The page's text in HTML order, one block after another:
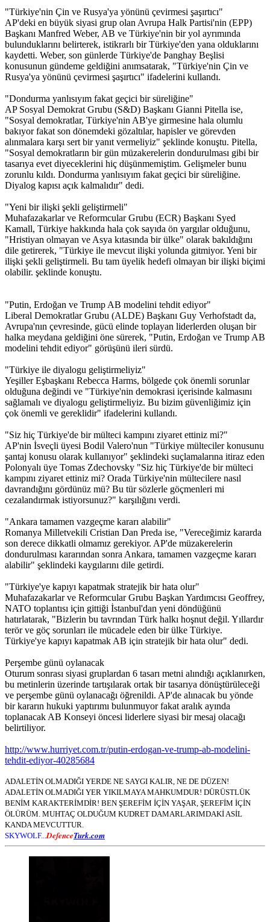
"Türkiye'nin Çin ve Rusya'ya yönünü çevirmesi şaşırtıcı"
AP'deki en büyük siyasi grup olan Avrupa Halk Partisi'nin (EPP)
Başkanı Manfred Weber, AB ve Türkiye'nin bir yol ayrımında
bulunduklarını belirterek, istikrarlı bir Türkiye'den yana olduklarını
kaydetti. Weber, son günlerde Türkiye'de Þanghay Beşlisi
konusunun gündeme geldiğini anımsatarak, "Türkiye'nin Çin ve
Rusya'ya yönünü çevirmesi şaşırtıcı" ifadelerini kullandı.
"Dondurma yanlısıyım fakat geçici bir süreliğine"
AP Sosyal Demokrat Grubu (S&D) Başkanı Gianni Pitella ise,
"Sosyal demokratlar, Türkiye'nin AB'ye girmesine hala olumlu
bakıyor fakat son dönemdeki gözaltılar, hapisler ve görevden
alınmalara karşı sert bir yanıt vermeliyiz" şeklinde konuştu. Pitella,
"Sosyal demokratların bir gün müzakerelerin dondurulması gibi bir
tasarıya evet diyeceklerini hiç düşünmemiştim. Gelişmeler bunu
zorunlu kıldı. Dondurma yanlısıyım fakat geçici bir süreliğine.
Diyalog kapısı açık kalmalıdır" dedi.
"Yeni bir ilişki şekli geliştirmeli"
Muhafazakarlar ve Reformcular Grubu (ECR) Başkanı Syed
Kamall, Türkiye hakkında hala çok sayıda ön yargılar olduğunu,
"Hristiyan olmayan ve Asya kıtasında bir ülke" olarak bakıldığını
dile getirerek, "Türkiye ile mevcut ilişki yolunda gitmiyor. Yeni bir
ilişki şekli geliştirmeli. Bu tam üyelik hedefi olmayan bir ilişki biçimi
olabilir. şeklinde konuştu.
"Putin, Erdoğan ve Trump AB modelini tehdit ediyor"
Liberal Demokratlar Grubu (ALDE) Başkanı Guy Verhofstadt da,
Avrupa'nın çevresinde, gücü elinde toplayan liderlerden oluşan bir
halka meydana geldiğini öne sürerek, "Putin, Erdoğan ve Trump AB
modelini tehdit ediyor" görüşünü ileri sürdü.
"Türkiye ile diyalogu geliştirmeliyiz"
Yeşiller Eşbaşkanı Rebecca Harms, bölgede çok önemli sorunlar
olduğuna değindi ve "Türkiye'nin demokrasi içerisinde kalmasını
sağlamalı ve diyalogu geliştirmeliyiz. Bu bizim güvenliğimiz için
çok önemli ve gereklidir" ifadelerini kullandı.
"Siz hiç Türkiye'de bir mülteci kampını ziyaret ettiniz mi?"
AP'nin İsveçli üyesi Bodil Valero'nun "Türkiye mülteciler konusunu
şantaj konusu olarak kullanıyor" şeklindeki suçlamalarına itiraz eden
Polonyalı üye Tomas Zdechovsky "Siz hiç Türkiye'de bir mülteci
kampını ziyaret ettiniz mi? Orada Türkiye'nin mültecilere nasıl
davrandığını gördünüz mü? Bu tür sözlerle göçmenleri mi
cezalandırmak istiyorsunuz?" karşılığını verdi.
"Ankara tamamen vazgeçme kararı alabilir"
Romanya Milletvekili Cristian Dan Preda ise, "Vereceğimiz kararda
son derece dikkatli olmamız gerekiyor. AP'de müzakerelerin
dondurulması kararından sonra Ankara, tamamen vazgeçme kararı
alabilir" şeklindeki kaygılarını dile getirdi.
"Türkiye'ye kapıyı kapatmak stratejik bir hata olur"
Muhafazakarlar ve Reformcular Grubu Başkan Yardımcısı Geoffrey,
NATO toplantısı için gittiği İstanbul'dan yeni döndüğünü
hatırlatarak, "Bizlerin bu tavrından Türk halkı hoşnut değil. Yıllardır
terör ve göç sorunları ile mücadele eden bir ülke Türkiye.
Türkiye'ye kapıyı kapatmak AB için stratejik bir hata olur" dedi.
Perşembe günü oylanacak
Oturum sonrası siyasi gruplardan 6 tasarı metni alındığı açıklanırken,
bu metinlerin üzerinde tartışılarak ortak bir tasarıya dönüştürüleceği
ve perşembe günü oylanacağı öğrenildi. AP'de alınacak bu yönde
bir kararın hukuki yaptırımı bulunmuyor fakat aralık ayında
toplanacak AB Konseyi öncesi liderlere siyasi bir mesaj olacağı
belirtiliyor.
http://www.hurriyet.com.tr/putin-erdogan-ve-trump-ab-modelini-
tehdit-ediyor-40285684
ADALETİN OLMADIĞI YERDE NE SAYGI KALIR, NE DE DÜZEN!
ADALETİN OLMADIĞI YER YIKILMAYA MAHKUMDUR! DÜRÜSTLÜK
BENİM KARAKTERİMDİR! BEN ŞEREFİM İÇİN YAŞAR, ŞEREFİM İÇİN
ÖLÜRÜM. MUHTAÇ OLDUĞUM KUDRET DAMARLARIMDAKİ ASİL
KANDA MEVCUTTUR.
SKYWOLF... DefenceTurk.com